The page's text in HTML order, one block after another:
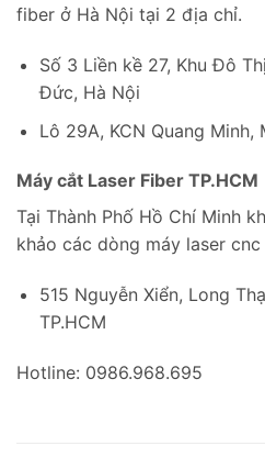
fiber ở Hà Nội tại 2 địa chỉ.
Số 3 Liền kề 27, Khu Đô
Đức, Hà Nội
Lô 29A, KCN Quang Minh,
Máy cắt Laser Fiber TP.HCM
Tại Thành Phố Hồ Chí Minh
khảo các dòng máy laser cnc
515 Nguyễn Xiển, Long
TP.HCM
Hotline: 0986.968.695